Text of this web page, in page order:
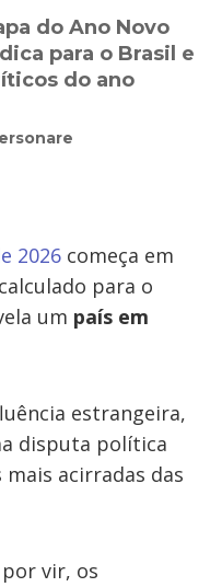
do Ano Novo
para o Brasil e
do ano
2026 começa em
para o
um país em
estrangeira,
disputa política
acirradas das
vir, os